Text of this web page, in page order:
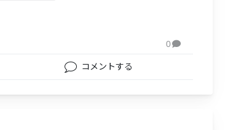
0
コメントする